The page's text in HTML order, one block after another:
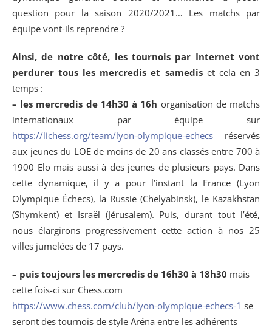
question pour la saison 2020/2021… Les matchs par
équipe vont-ils reprendre ?
Ainsi, de notre côté, les tournois par Internet vont
perdurer tous les mercredis et samediset cela en 3
temps :
– les mercredis de 14h30 à 16h organisation de matchs
internationaux par équipe sur
https://lichess.org/team/lyon-olympique-echecs réservés
aux jeunes du LOE de moins de 20 ans classés entre 700 à
1900 Elo mais aussi à des jeunes de plusieurs pays. Dans
cette dynamique, il y a pour l’instant la France (Lyon
Olympique Échecs), la Russie (Chelyabinsk), le Kazakhstan
(Shymkent) et Israël (Jérusalem). Puis, durant tout l’été,
nous élargirons progressivement cette action à nos 25
villes jumelées de 17 pays.
– puis toujours les mercredis de 16h30 à 18h30 mais
cette fois-ci sur Chess.com
https://www.chess.com/club/lyon-olympique-echecs-1 se
seront des tournois de style Aréna entre les adhérents